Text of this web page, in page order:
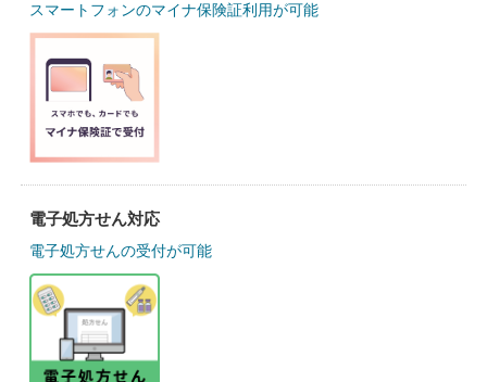
スマートフォンのマイナ保険証利用が可能
電子処方せん対応
電子処方せんの受付が可能